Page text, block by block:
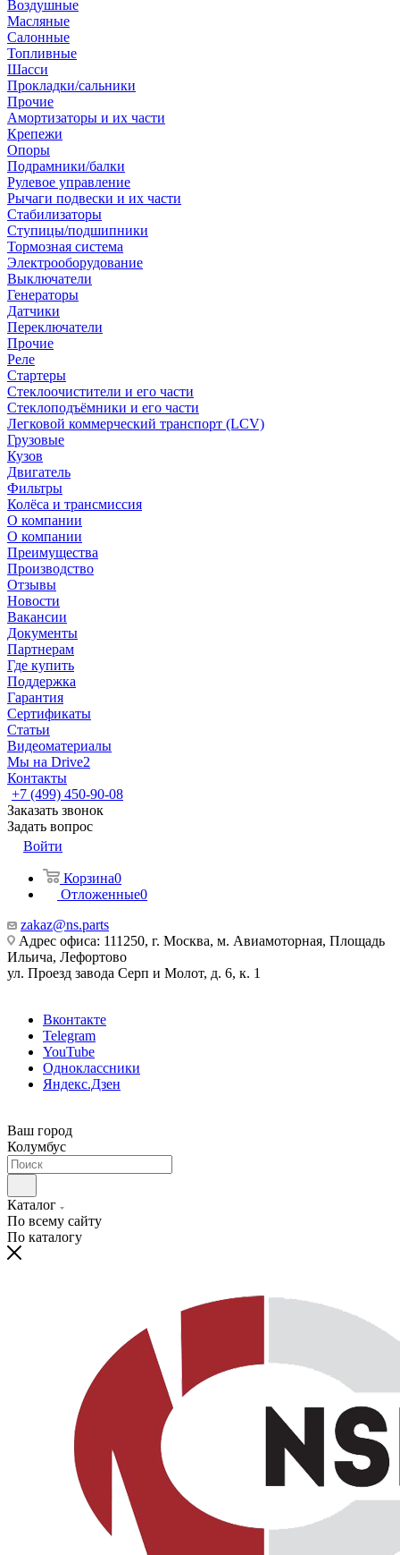
Воздушные
Масляные
Салонные
Топливные
Шасси
Прокладки/сальники
Прочие
Амортизаторы и их части
Крепежи
Опоры
Подрамники/балки
Рулевое управление
Рычаги подвески и их части
Стабилизаторы
Ступицы/подшипники
Тормозная система
Электрооборудование
Выключатели
Генераторы
Датчики
Переключатели
Прочие
Реле
Стартеры
Стеклоочистители и его части
Стеклоподъёмники и его части
Легковой коммерческий транспорт (LCV)
Грузовые
Кузов
Двигатель
Фильтры
Колёса и трансмиссия
О компании
О компании
Преимущества
Производство
Отзывы
Новости
Вакансии
Документы
Партнерам
Где купить
Поддержка
Гарантия
Сертификаты
Статьи
Видеоматериалы
Мы на Drive2
Контакты
+7 (499) 450-90-08
Заказать звонок
Задать вопрос
Войти
Корзина0
Отложенные0
zakaz@ns.parts
Адрес офиса: 111250, г. Москва, м. Авиамоторная, Площадь
Ильича, Лефортово
ул. Проезд завода Серп и Молот, д. 6, к. 1
Вконтакте
Telegram
YouTube
Одноклассники
Яндекс.Дзен
Ваш город
Колумбус
Каталог
По всему сайту
По каталогу